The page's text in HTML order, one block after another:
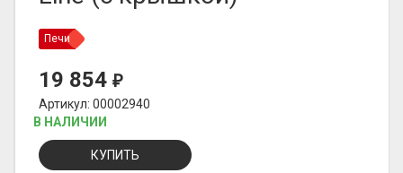
Печи
19 854 ₽
Артикул: 00002940
В НАЛИЧИИ
КУПИТЬ